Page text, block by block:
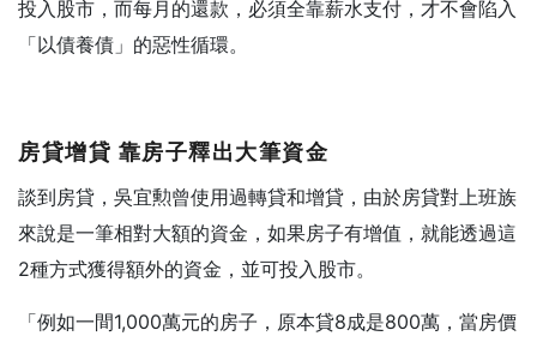
投入股市，而每月的還款，必須全靠薪水支付，才不會陷入
「以債養債」的惡性循環。
房貸增貸 靠房子釋出大筆資金
談到房貸，吳宜勲曾使用過轉貸和增貸，由於房貸對上班族
來說是一筆相對大額的資金，如果房子有增值，就能透過這
2種方式獲得額外的資金，並可投入股市。
「例如一間1,000萬元的房子，原本貸8成是800萬，當房價